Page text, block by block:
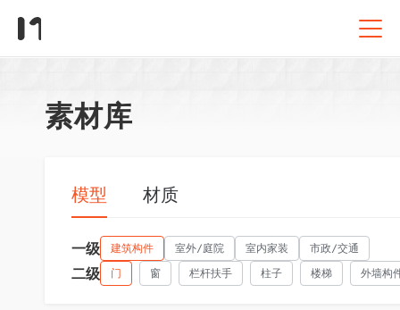
素材库
模型 材质
一级 建筑构件 室外/庭院 室内家装 市政/交通
二级 门 窗 栏杆扶手 柱子 楼梯 外墙构